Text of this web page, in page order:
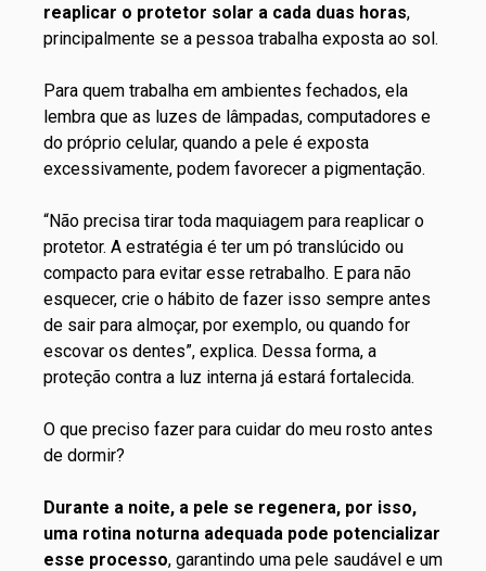
reaplicar o protetor solar a cada duas horas,
principalmente se a pessoa trabalha exposta ao sol.
Para quem trabalha em ambientes fechados, ela
lembra que as luzes de lâmpadas, computadores e
do próprio celular, quando a pele é exposta
excessivamente, podem favorecer a pigmentação.
“Não precisa tirar toda maquiagem para reaplicar o
protetor. A estratégia é ter um pó translúcido ou
compacto para evitar esse retrabalho. E para não
esquecer, crie o hábito de fazer isso sempre antes
de sair para almoçar, por exemplo, ou quando for
escovar os dentes”, explica. Dessa forma, a
proteção contra a luz interna já estará fortalecida.
O que preciso fazer para cuidar do meu rosto antes
de dormir?
Durante a noite, a pele se regenera, por isso,
uma rotina noturna adequada pode potencializar
esse processo, garantindo uma pele saudável e um